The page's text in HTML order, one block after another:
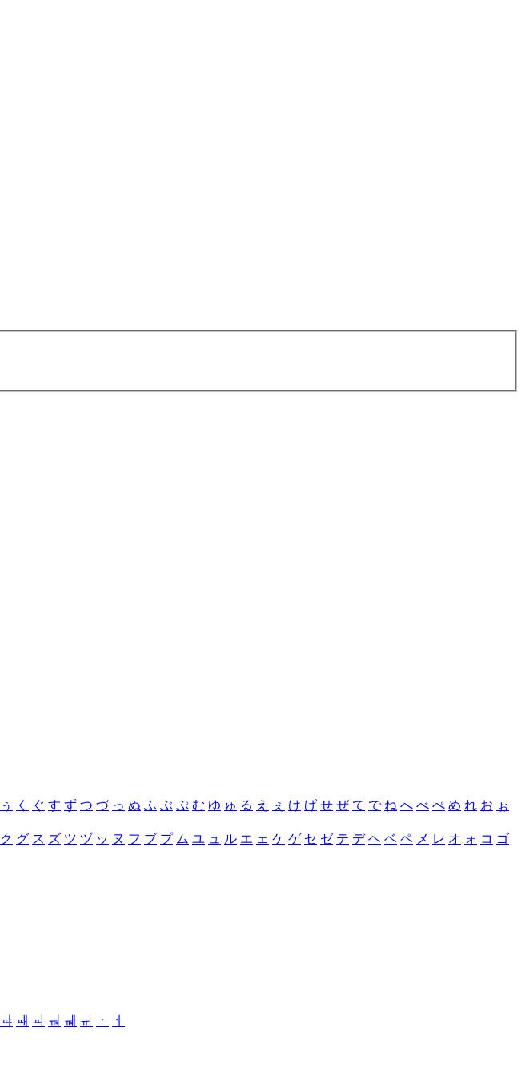
ぅ く ぐ す ず つ づ っ ぬ ふ ぶ ぷ む ゆ ゅ る え ぇ け げ せ ぜ て で ね へ べ ぺ め れ お ぉ
ク グ ス ズ ツ ヅ ッ ヌ フ ブ プ ム ユ ュ ル エ ェ ケ ゲ セ ゼ テ デ ヘ ベ ペ メ レ オ ォ コ ゴ
ㆇ ㆈ ㆉ ㆊ ㆋ ㆌ ㆍ
ㆎ